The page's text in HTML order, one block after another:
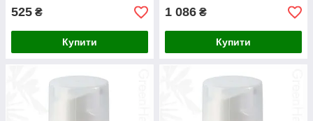
525 ₴
Купити
1 086 ₴
Купити